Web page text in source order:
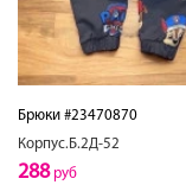
Брюки #23470870
Корпус.Б.2Д-52
288руб